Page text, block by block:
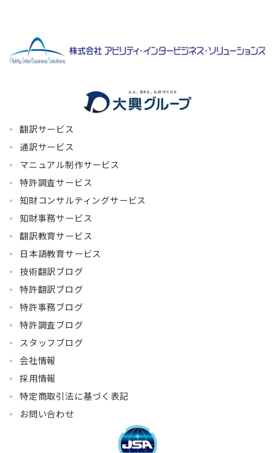
翻訳サービス
通訳サービス
マニュアル制作サービス
特許調査サービス
知財コンサルティングサービス
知財事務サービス
翻訳教育サービス
日本語教育サービス
技術翻訳ブログ
特許翻訳ブログ
特許事務ブログ
特許調査ブログ
スタッフブログ
会社情報
採用情報
特定商取引法に基づく表記
お問い合わせ